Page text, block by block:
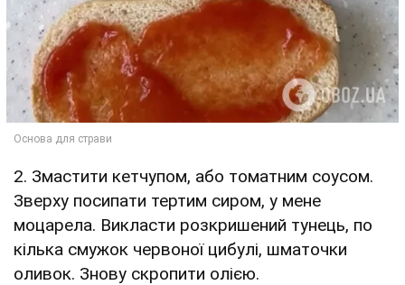
2. Змастити кетчупом, або томатним соусом.
Зверху посипати тертим сиром, у мене
моцарела. Викласти розкришений тунець, по
кілька смужок червоної цибулі, шматочки
оливок. Знову скропити олією.